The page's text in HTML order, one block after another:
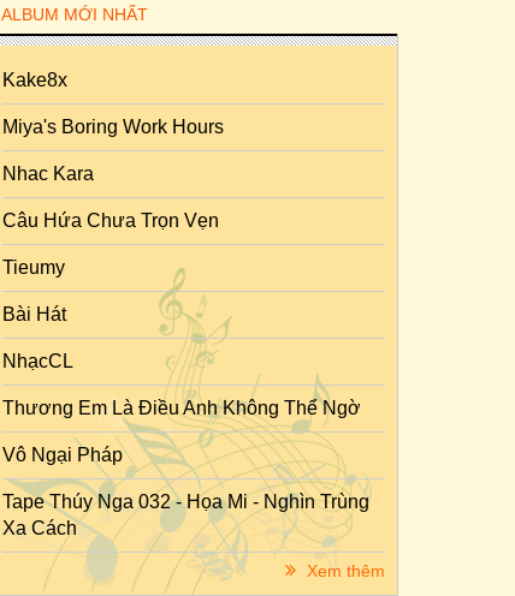
ALBUM MỚI NHẤT
Kake8x
Miya's Boring Work Hours
Nhac Kara
Câu Hứa Chưa Trọn Vẹn
Tieumy
Bài Hát
NhạcCL
Thương Em Là Điều Anh Không Thể Ngờ
Vô Ngại Pháp
Tape Thúy Nga 032 - Họa Mi - Nghìn Trùng
Xa Cách
Xem thêm